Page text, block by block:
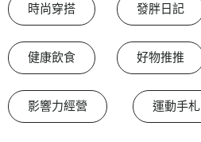
時尚穿搭 發胖日記
健康飲食 好物推推
影響力經營 運動手札